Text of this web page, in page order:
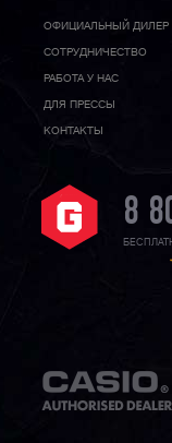
ОФИЦИАЛЬНЫЙ ДИЛЕР
CОТРУДНИЧЕСТВО
РАБОТА У НАС
ДЛЯ ПРЕССЫ
КОНТАКТЫ
8